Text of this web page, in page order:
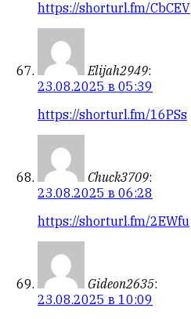
https://shorturl.fm/CbCEV
Elijah2949:
23.08.2025 в 05:39
https://shorturl.fm/16PSs
Chuck3709:
23.08.2025 в 06:28
https://shorturl.fm/2EWfu
Gideon2635:
23.08.2025 в 10:09